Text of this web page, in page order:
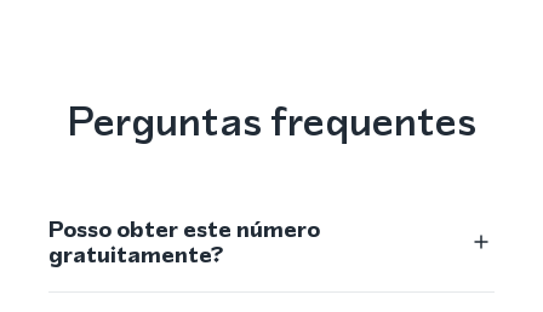
Perguntas frequentes
Posso obter este número
gratuitamente?